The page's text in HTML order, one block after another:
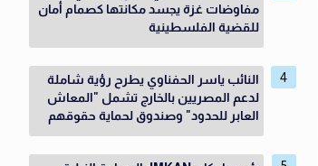
مفاوضات غزة يجسد مكانتها كصمام أمان
للقضية الفلسطينية
النائب ياسر الحفناوي يطرح رؤية شاملة
لدعم المصريين بالخارج تشمل "المعاش
العابر للحدود" وصندوق لحماية حقوقهم